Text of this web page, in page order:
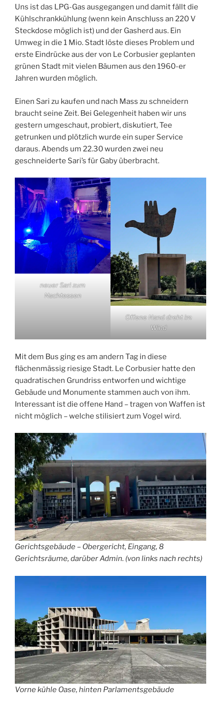
Uns ist das LPG-Gas ausgegangen und damit fällt die
Kühlschrankkühlung (wenn kein Anschluss an 220 V
Steckdose möglich ist) und der Gasherd aus. Ein
Umweg in die 1 Mio. Stadt löste dieses Problem und
erste Eindrücke aus der von Le Corbusier geplanten
grünen Stadt mit vielen Bäumen aus den 1960-er
Jahren wurden möglich.
Einen Sari zu kaufen und nach Mass zu schneidern
braucht seine Zeit. Bei Gelegenheit haben wir uns
gestern umgeschaut, probiert, diskutiert, Tee
getrunken und plötzlich wurde ein super Service
daraus. Abends um 22.30 wurden zwei neu
geschneiderte Sari’s für Gaby überbracht.
neuer Sari zum
Nachtessen
Offene Hand dreht im
Wind
Mit dem Bus ging es am andern Tag in diese
flächenmässig riesige Stadt. Le Corbusier hatte den
quadratischen Grundriss entworfen und wichtige
Gebäude und Monumente stammen auch von ihm.
Interessant ist die offene Hand – tragen von Waffen ist
nicht möglich – welche stilisiert zum Vogel wird.
Gerichtsgebäude – Obergericht, Eingang, 8
Gerichtsräume, darüber Admin. (von links nach rechts)
Vorne kühle Oase, hinten Parlamentsgebäude